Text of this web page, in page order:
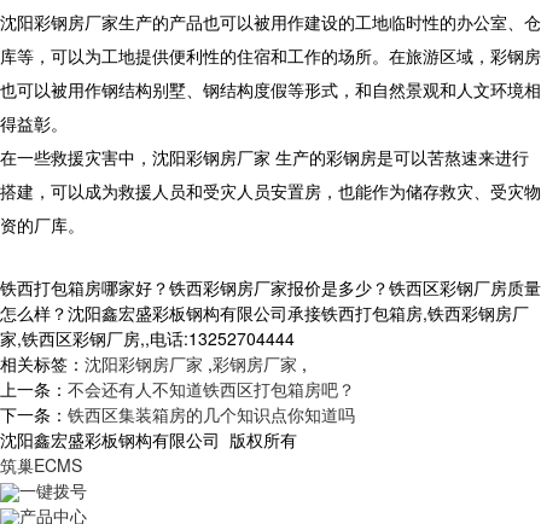
沈阳彩钢房厂家生产的产品也可以被用作建设的工地临时性的办公室、仓
库等，可以为工地提供便利性的住宿和工作的场所。在旅游区域，彩钢房
也可以被用作钢结构别墅、钢结构度假等形式，和自然景观和人文环境相
得益彰。
在一些救援灾害中，沈阳彩钢房厂家 生产的彩钢房是可以苦熬速来进行
搭建，可以成为救援人员和受灾人员安置房，也能作为储存救灾、受灾物
资的厂库。
铁西打包箱房哪家好？铁西彩钢房厂家报价是多少？铁西区彩钢厂房质量
怎么样？沈阳鑫宏盛彩板钢构有限公司承接铁西打包箱房,铁西彩钢房厂
家,铁西区彩钢厂房,,电话:13252704444
相关标签： 沈阳彩钢房厂家 ,彩钢房厂家 ,
上一条： 不会还有人不知道铁西区打包箱房吧？
下一条： 铁西区集装箱房的几个知识点你知道吗
沈阳鑫宏盛彩板钢构有限公司 版权所有
筑巢ECMS
一键拨号
产品中心